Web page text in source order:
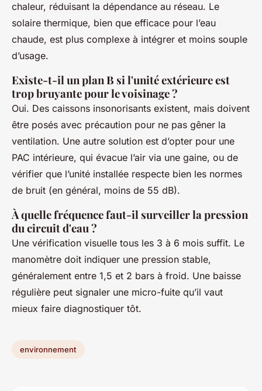
chaleur, réduisant la dépendance au réseau. Le
solaire thermique, bien que efficace pour l’eau
chaude, est plus complexe à intégrer et moins souple
d’usage.
Existe-t-il un plan B si l'unité extérieure est
trop bruyante pour le voisinage ?
Oui. Des caissons insonorisants existent, mais doivent
être posés avec précaution pour ne pas gêner la
ventilation. Une autre solution est d’opter pour une
PAC intérieure, qui évacue l’air via une gaine, ou de
vérifier que l’unité installée respecte bien les normes
de bruit (en général, moins de 55 dB).
À quelle fréquence faut-il surveiller la pression
du circuit d'eau ?
Une vérification visuelle tous les 3 à 6 mois suffit. Le
manomètre doit indiquer une pression stable,
généralement entre 1,5 et 2 bars à froid. Une baisse
régulière peut signaler une micro-fuite qu’il vaut
mieux faire diagnostiquer tôt.
environnement